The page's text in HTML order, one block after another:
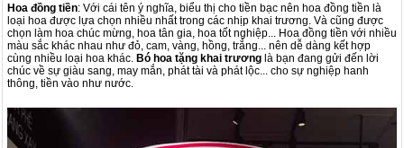
Hoa đồng tiền: Với cái tên ý nghĩa, biểu thị cho tiền bạc nên hoa đồng tiền là
loại hoa được lựa chọn nhiều nhất trong các nhịp khai trương. Và cũng được
chọn làm hoa chúc mừng, hoa tân gia, hoa tốt nghiệp... Hoa đồng tiền với nhiều
màu sắc khác nhau như đỏ, cam, vàng, hồng, trắng... nên dễ dàng kết hợp
cùng nhiều loại hoa khác. Bó hoa tặng khai trương là bạn đang gửi đến lời
chúc về sự giàu sang, may mắn, phát tài và phát lộc... cho sự nghiệp hanh
thông, tiền vào như nước.